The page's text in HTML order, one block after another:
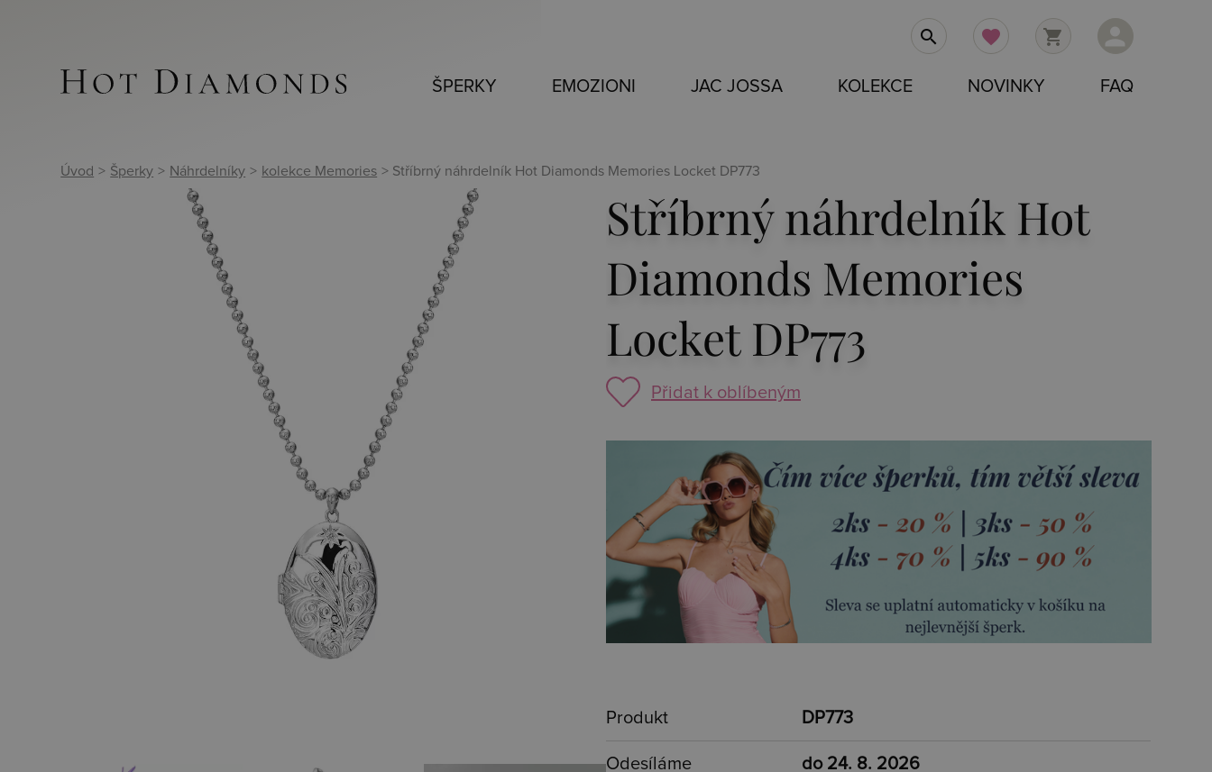
person
shopping_cart
favorite
search
ŠPERKY EMOZIONI JAC JOSSA KOLEKCE NOVINKY FAQ
Úvod > Šperky > Náhrdelníky > kolekce Memories > Stříbrný náhrdelník Hot Diamonds Memories Locket DP773
Stříbrný náhrdelník Hot
Diamonds Memories
Locket DP773
Přidat k oblíbeným
Produkt DP773
Odesíláme do 24. 8. 2026